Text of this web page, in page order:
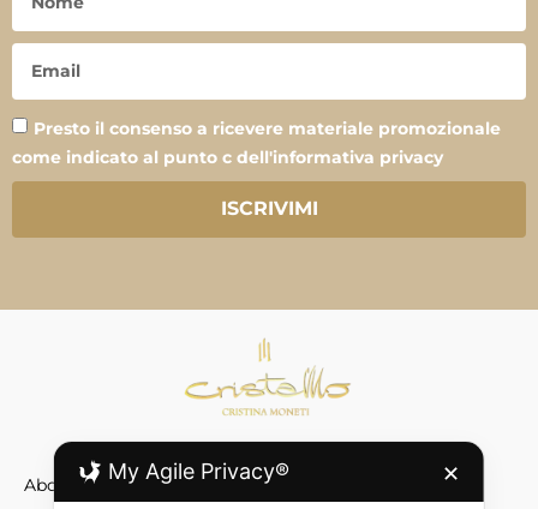
Presto il consenso a ricevere materiale promozionale
come indicato al punto c dell'informativa privacy
ISCRIVIMI
About
My Agile Privacy® ✕